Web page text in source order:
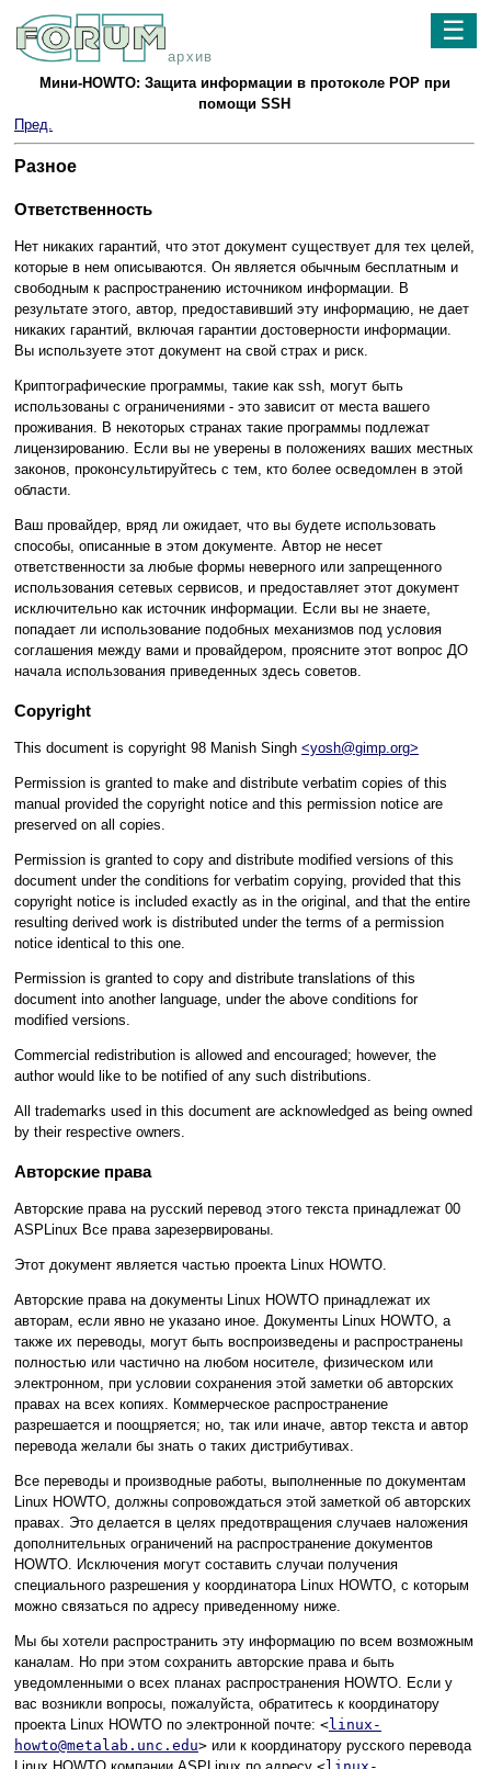
архив
☰
Мини-HOWTO: Защита информации в протоколе POP при
помощи SSH
Пред.
Разное
Ответственность
Нет никаких гарантий, что этот документ существует для тех целей,
которые в нем описываются. Он является обычным бесплатным и
свободным к распространению источником информации. В
результате этого, автор, предоставивший эту информацию, не дает
никаких гарантий, включая гарантии достоверности информации.
Вы используете этот документ на свой страх и риск.
Криптографические программы, такие как ssh, могут быть
использованы с ограничениями - это зависит от места вашего
проживания. В некоторых странах такие программы подлежат
лицензированию. Если вы не уверены в положениях ваших местных
законов, проконсультируйтесь с тем, кто более осведомлен в этой
области.
Ваш провайдер, вряд ли ожидает, что вы будете использовать
способы, описанные в этом документе. Автор не несет
ответственности за любые формы неверного или запрещенного
использования сетевых сервисов, и предоставляет этот документ
исключительно как источник информации. Если вы не знаете,
попадает ли использование подобных механизмов под условия
соглашения между вами и провайдером, проясните этот вопрос ДО
начала использования приведенных здесь советов.
Copyright
This document is copyright 98 Manish Singh <yosh@gimp.org>
Permission is granted to make and distribute verbatim copies of this
manual provided the copyright notice and this permission notice are
preserved on all copies.
Permission is granted to copy and distribute modified versions of this
document under the conditions for verbatim copying, provided that this
copyright notice is included exactly as in the original, and that the entire
resulting derived work is distributed under the terms of a permission
notice identical to this one.
Permission is granted to copy and distribute translations of this
document into another language, under the above conditions for
modified versions.
Commercial redistribution is allowed and encouraged; however, the
author would like to be notified of any such distributions.
All trademarks used in this document are acknowledged as being owned
by their respective owners.
Авторские права
Авторские права на русский перевод этого текста принадлежат 00
ASPLinux Все права зарезервированы.
Этот документ является частью проекта Linux HOWTO.
Авторские права на документы Linux HOWTO принадлежат их
авторам, если явно не указано иное. Документы Linux HOWTO, а
также их переводы, могут быть воспроизведены и распространены
полностью или частично на любом носителе, физическом или
электронном, при условии сохранения этой заметки об авторских
правах на всех копиях. Коммерческое распространение
разрешается и поощряется; но, так или иначе, автор текста и автор
перевода желали бы знать о таких дистрибутивах.
Все переводы и производные работы, выполненные по документам
Linux HOWTO, должны сопровождаться этой заметкой об авторских
правах. Это делается в целях предотвращения случаев наложения
дополнительных ограничений на распространение документов
HOWTO. Исключения могут составить случаи получения
специального разрешения у координатора Linux HOWTO, с которым
можно связаться по адресу приведенному ниже.
Мы бы хотели распространить эту информацию по всем возможным
каналам. Но при этом сохранить авторские права и быть
уведомленными о всех планах распространения HOWTO. Если у
вас возникли вопросы, пожалуйста, обратитесь к координатору
проекта Linux HOWTO по электронной почте: <linux-
howto@metalab.unc.edu> или к координатору русского перевода